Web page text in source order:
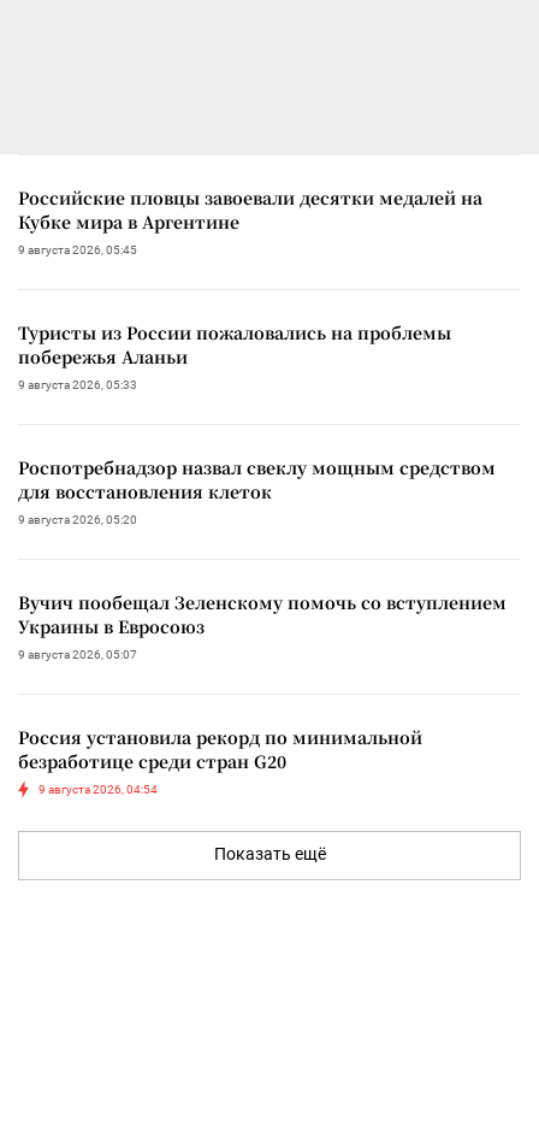
Российские пловцы завоевали десятки медалей на
Кубке мира в Аргентине
9 августа 2026, 05:45
Туристы из России пожаловались на проблемы
побережья Аланьи
9 августа 2026, 05:33
Роспотребнадзор назвал свеклу мощным средством
для восстановления клеток
9 августа 2026, 05:20
Вучич пообещал Зеленскому помочь со вступлением
Украины в Евросоюз
9 августа 2026, 05:07
Россия установила рекорд по минимальной
безработице среди стран G20
9 августа 2026, 04:54
Показать ещё